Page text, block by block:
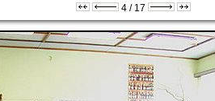
4 / 17